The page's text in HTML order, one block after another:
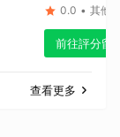
0.0 • 其他
前往評分留
查看更多